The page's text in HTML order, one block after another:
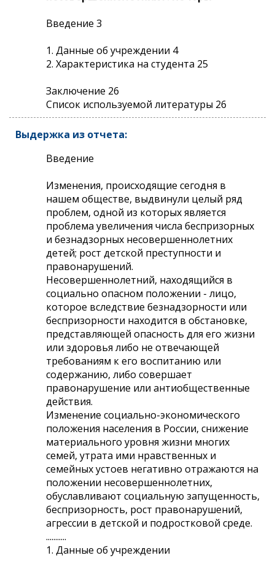
Введение 3
1. Данные об учреждении 4
2. Характеристика на студента 25
Заключение 26
Список используемой литературы 26
Выдержка из отчета:
Введение
Изменения, происходящие сегодня в
нашем обществе, выдвинули целый ряд
проблем, одной из которых является
проблема увеличения числа беспризорных
и безнадзорных несовершеннолетних
детей; рост детской преступности и
правонарушений.
Несовершеннолетний, находящийся в
социально опасном положении - лицо,
которое вследствие безнадзорности или
беспризорности находится в обстановке,
представляющей опасность для его жизни
или здоровья либо не отвечающей
требованиям к его воспитанию или
содержанию, либо совершает
правонарушение или антиобщественные
действия.
Изменение социально-экономического
положения населения в России, снижение
материального уровня жизни многих
семей, утрата ими нравственных и
семейных устоев негативно отражаются на
положении несовершеннолетних,
обуславливают социальную запущенность,
беспризорность, рост правонарушений,
агрессии в детской и подростковой среде.
...........
1. Данные об учреждении